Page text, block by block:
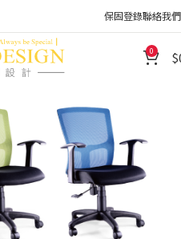
保固登錄聯絡我們
0